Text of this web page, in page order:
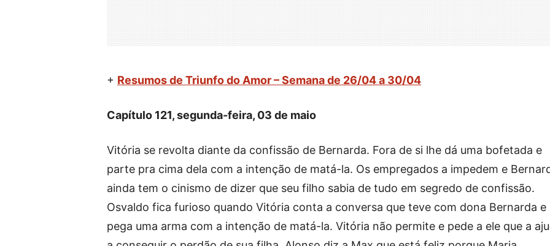
+ Resumos de Triunfo do Amor – Semana de 26/04 a 30/04
Capítulo 121, segunda-feira, 03 de maio
Vitória se revolta diante da confissão de Bernarda. Fora de si lhe dá uma bofetada e
parte pra cima dela com a intenção de matá-la. Os empregados a impedem e
ainda tem o cinismo de dizer que seu filho sabia de tudo em segredo de confissão.
Osvaldo fica furioso quando Vitória conta a conversa que teve com dona Bernarda e
pega uma arma com a intenção de matá-la. Vitória não permite e pede a ele que a